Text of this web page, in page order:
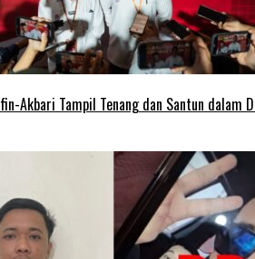
Akbari Tampil Tenang dan Santun dalam